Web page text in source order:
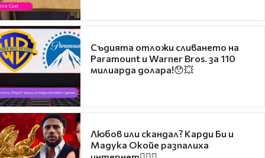
Съдията отложи сливането на
Paramount и Warner Bros. за 110
милиарда долара!😯💥
Любов или скандал? Карди Би и
Мадука Окойе разпалиха